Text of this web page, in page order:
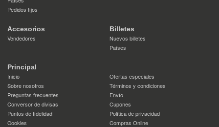
Pedidos fijos
Accesorios
Vendedores
Billetes
Nuevos billetes
Países
Principal
Inicio
Ofertas especiales
Sobre nosotros
Términos y condiciones
Preguntas frecuentes
Envío
Conversor de divisas
Cupones
Puntos de fidelidad
Política de privacidad
Cookies
Compras Online